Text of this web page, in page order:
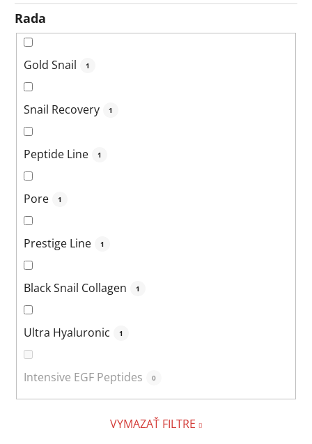
Rada
Gold Snail 1
Snail Recovery 1
Peptide Line 1
Pore 1
Prestige Line 1
Black Snail Collagen 1
Ultra Hyaluronic 1
Intensive EGF Peptides 0
VYMAZAŤ FILTRE